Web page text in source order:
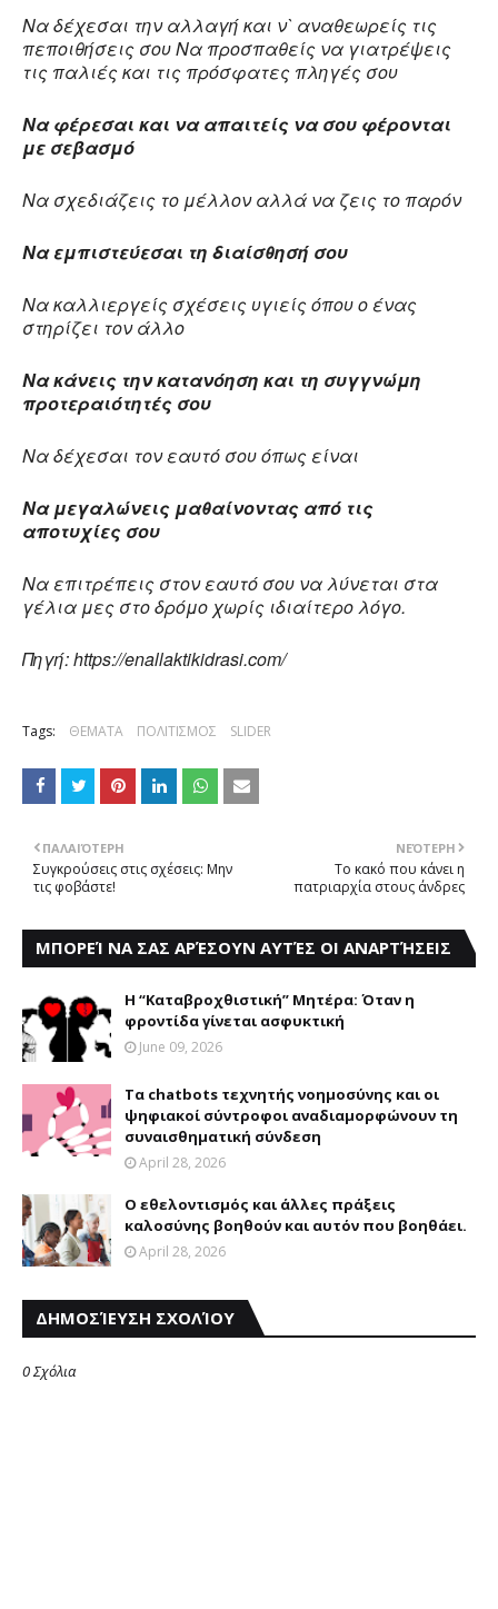
Να δέχεσαι την αλλαγή και ν` αναθεωρείς τις
πεποιθήσεις σου Να προσπαθείς να γιατρέψεις
τις παλιές και τις πρόσφατες πληγές σου
Να φέρεσαι και να απαιτείς να σου φέρονται
με σεβασμό
Να σχεδιάζεις το μέλλον αλλά να ζεις το παρόν
Να εμπιστεύεσαι τη διαίσθησή σου
Να καλλιεργείς σχέσεις υγιείς όπου ο ένας
στηρίζει τον άλλο
Να κάνεις την κατανόηση και τη συγγνώμη
προτεραιότητές σου
Να δέχεσαι τον εαυτό σου όπως είναι
Να μεγαλώνεις μαθαίνοντας από τις
αποτυχίες σου
Να επιτρέπεις στον εαυτό σου να λύνεται στα
γέλια μες στο δρόμο χωρίς ιδιαίτερο λόγο.
Πηγή: https://enallaktikidrasi.com/
Tags: ΘΕΜΑΤΑ ΠΟΛΙΤΙΣΜΟΣ SLIDER
ΝΕΌΤΕΡΗ
Το κακό που κάνει η
πατριαρχία στους άνδρες
ΠΑΛΑΙΌΤΕΡΗ
Συγκρούσεις στις σχέσεις: Μην
τις φοβάστε!
ΜΠΟΡΕΊ ΝΑ ΣΑΣ ΑΡΈΣΟΥΝ ΑΥΤΈΣ ΟΙ ΑΝΑΡΤΉΣΕΙΣ
Η “Καταβροχθιστική” Mητέρα: Όταν η
φροντίδα γίνεται ασφυκτική
June 09, 2026
Τα chatbots τεχνητής νοημοσύνης και οι
ψηφιακοί σύντροφοι αναδιαμορφώνουν τη
συναισθηματική σύνδεση
April 28, 2026
Ο εθελοντισμός και άλλες πράξεις
καλοσύνης βοηθούν και αυτόν που βοηθάει.
April 28, 2026
ΔΗΜΟΣΊΕΥΣΗ ΣΧΟΛΊΟΥ
0 Σχόλια